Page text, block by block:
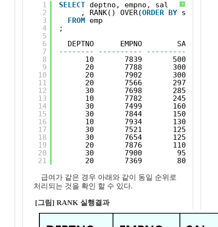
?
1
2
3
4
5
6
7
8
9
10
11
12
13
14
15
16
17
18
19
20
21
SELECT deptno, empno, sal
, RANK() OVER(ORDER BY sal
FROM emp
;
DEPTNO      EMPNO        SAL
-------- ---------- ----------
10       7839       5000
20       7788       3000
20       7902       3000
20       7566       2975
30       7698       2850
10       7782       2450
30       7499       1600
30       7844       1500
10       7934       1300
30       7521       1250
30       7654       1250
20       7876       1100
30       7900        950
20       7369        800
급여가 같은 경우 아래와 같이 동일 순위로
처리되는 것을 확인 할 수 있다.
[그림] RANK 실행결과